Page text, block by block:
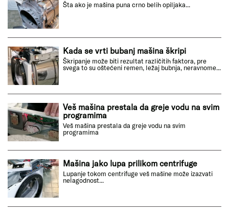
Šta ako je mašina puna crno belih opiljaka...
Kada se vrti bubanj mašina škripi
Škripanje može biti rezultat različitih faktora, pre
svega to su oštećeni remen, ležaj bubnja, neravnome...
Veš mašina prestala da greje vodu na svim
programima
Veš mašina prestala da greje vodu na svim
programima
Mašina jako lupa prilikom centrifuge
Lupanje tokom centrifuge veš mašine može izazvati
nelagodnost...